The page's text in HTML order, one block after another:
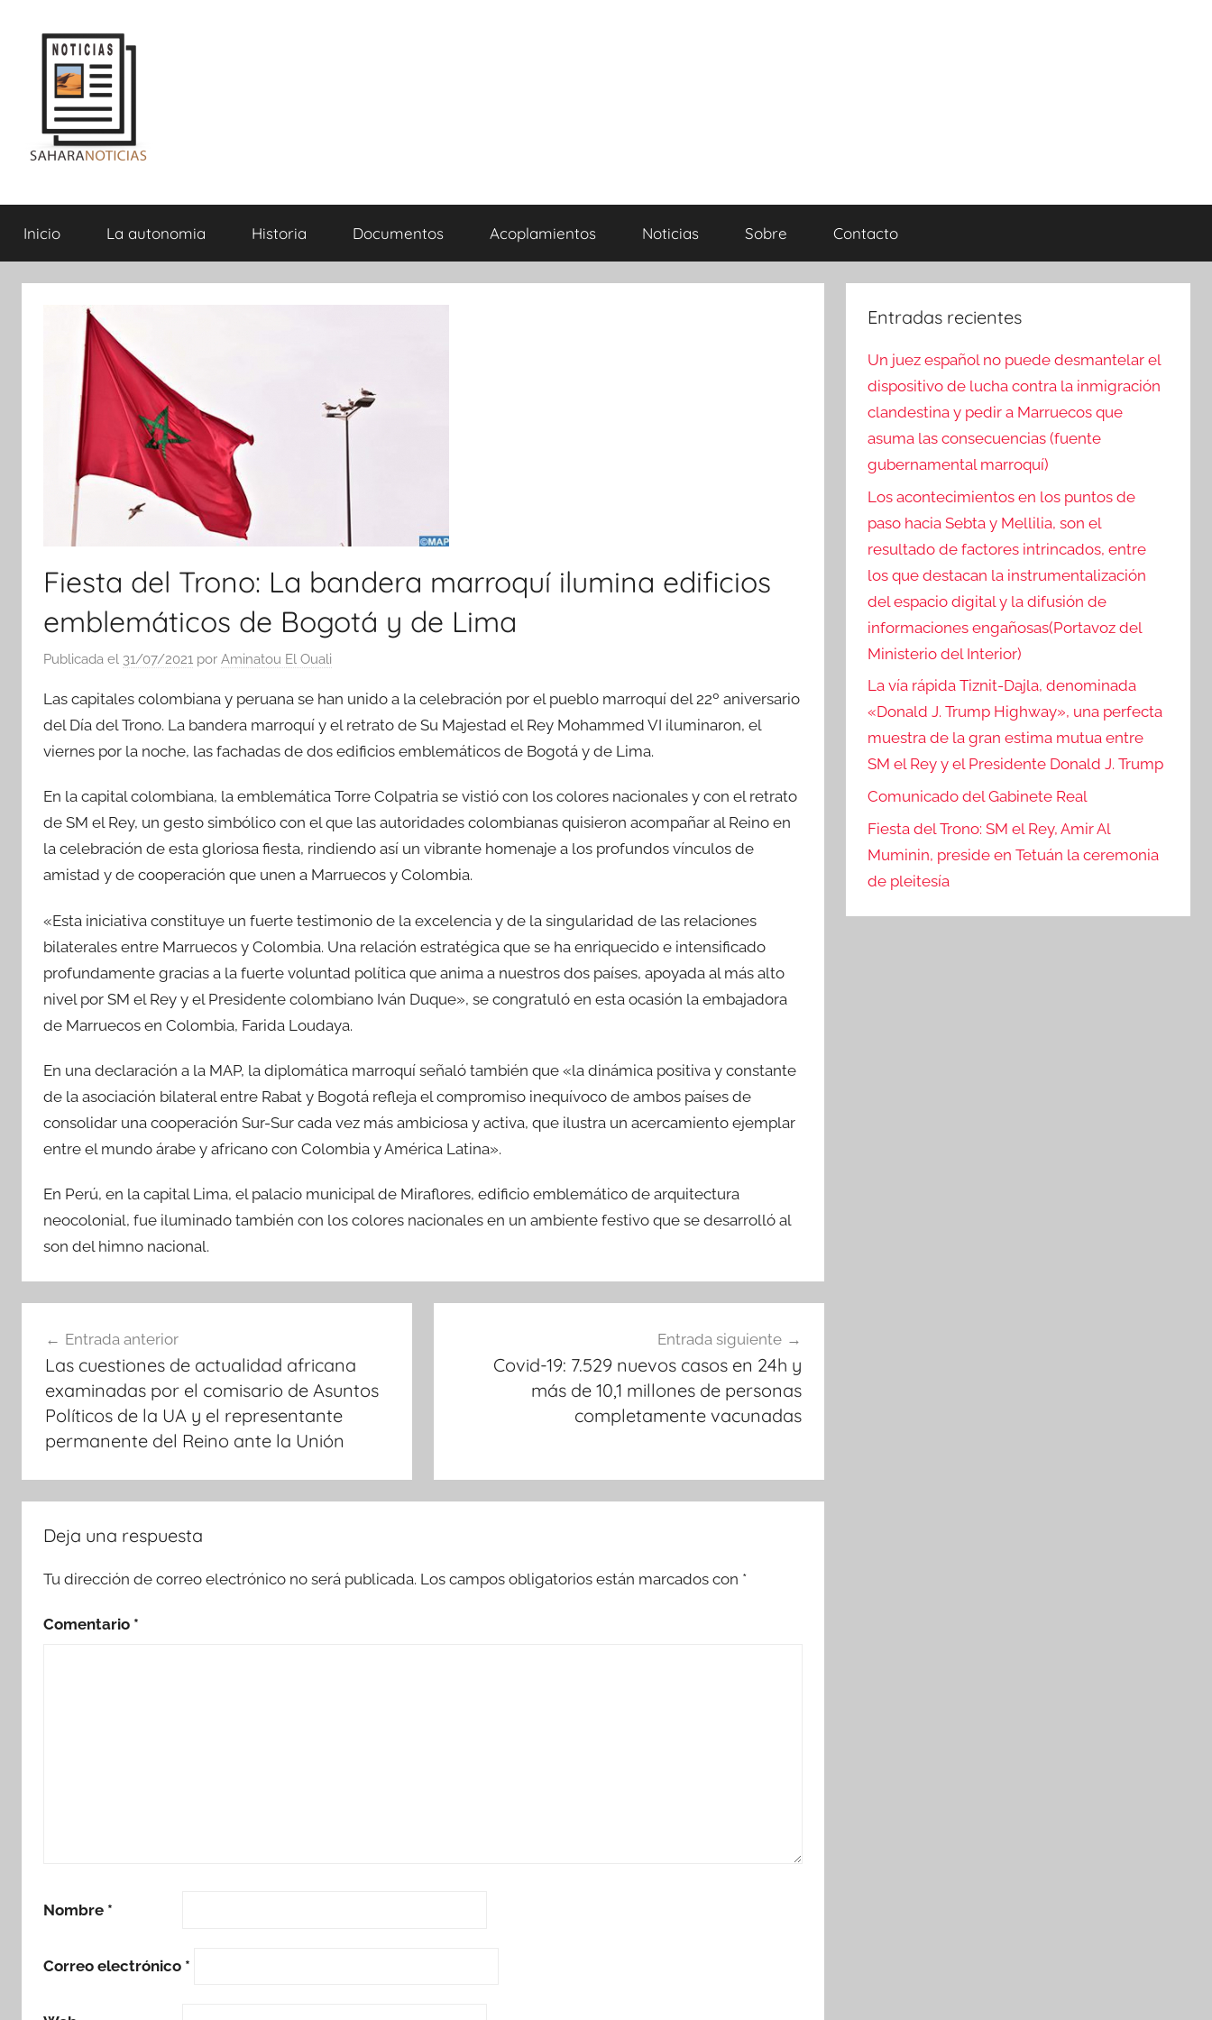
contenido
Sahara
Noticias
Inicio La autonomia Historia Documentos Acoplamientos Noticias Sobre Contacto
Fiesta del Trono: La bandera marroquí ilumina edificios
emblemáticos de Bogotá y de Lima
Publicada el 31/07/2021 por Aminatou El Ouali
Las capitales colombiana y peruana se han unido a la celebración por el pueblo marroquí del 22º aniversario
del Día del Trono. La bandera marroquí y el retrato de Su Majestad el Rey Mohammed VI iluminaron, el
viernes por la noche, las fachadas de dos edificios emblemáticos de Bogotá y de Lima.
En la capital colombiana, la emblemática Torre Colpatria se vistió con los colores nacionales y con el retrato
de SM el Rey, un gesto simbólico con el que las autoridades colombianas quisieron acompañar al Reino en
la celebración de esta gloriosa fiesta, rindiendo así un vibrante homenaje a los profundos vínculos de
amistad y de cooperación que unen a Marruecos y Colombia.
«Esta iniciativa constituye un fuerte testimonio de la excelencia y de la singularidad de las relaciones
bilaterales entre Marruecos y Colombia. Una relación estratégica que se ha enriquecido e intensificado
profundamente gracias a la fuerte voluntad política que anima a nuestros dos países, apoyada al más alto
nivel por SM el Rey y el Presidente colombiano Iván Duque», se congratuló en esta ocasión la embajadora
de Marruecos en Colombia, Farida Loudaya.
En una declaración a la MAP, la diplomática marroquí señaló también que «la dinámica positiva y constante
de la asociación bilateral entre Rabat y Bogotá refleja el compromiso inequívoco de ambos países de
consolidar una cooperación Sur-Sur cada vez más ambiciosa y activa, que ilustra un acercamiento ejemplar
entre el mundo árabe y africano con Colombia y América Latina».
En Perú, en la capital Lima, el palacio municipal de Miraflores, edificio emblemático de arquitectura
neocolonial, fue iluminado también con los colores nacionales en un ambiente festivo que se desarrolló al
son del himno nacional.
de
entradas
Entrada anterior
Las cuestiones de actualidad africana
examinadas por el comisario de Asuntos
Políticos de la UA y el representante
permanente del Reino ante la Unión
Entrada siguiente
Covid-19: 7.529 nuevos casos en 24h y
más de 10,1 millones de personas
completamente vacunadas
Deja una respuesta
Tu dirección de correo electrónico no será publicada. Los campos obligatorios están marcados con *
Comentario *
Nombre *
Correo electrónico *
Entradas recientes
Un juez español no puede desmantelar el
dispositivo de lucha contra la inmigración
clandestina y pedir a Marruecos que
asuma las consecuencias (fuente
gubernamental marroquí)
Los acontecimientos en los puntos de
paso hacia Sebta y Mellilia, son el
resultado de factores intrincados, entre
los que destacan la instrumentalización
del espacio digital y la difusión de
informaciones engañosas(Portavoz del
Ministerio del Interior)
La vía rápida Tiznit-Dajla, denominada
«Donald J. Trump Highway», una perfecta
muestra de la gran estima mutua entre
SM el Rey y el Presidente Donald J. Trump
Comunicado del Gabinete Real
Fiesta del Trono: SM el Rey, Amir Al
Muminin, preside en Tetuán la ceremonia
de pleitesía